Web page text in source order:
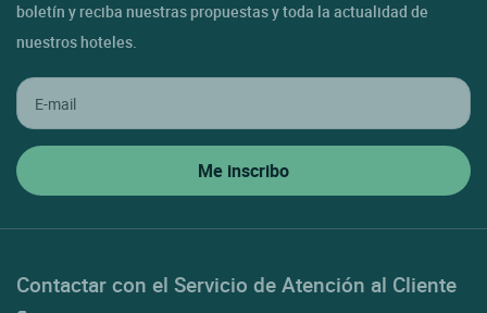
boletín y reciba nuestras propuestas y toda la actualidad de
nuestros hoteles.
Contactar con el Servicio de Atención al Cliente